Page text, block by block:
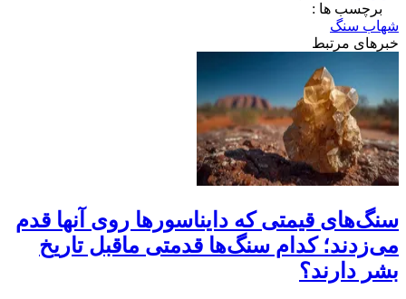
برچسب ها :
شهاب سنگ
خبرهای مرتبط
سنگ‌های قیمتی که دایناسور‌ها روی آنها قدم
می‌زدند؛ کدام سنگ‌ها قدمتی ماقبل تاریخ
بشر دارند؟